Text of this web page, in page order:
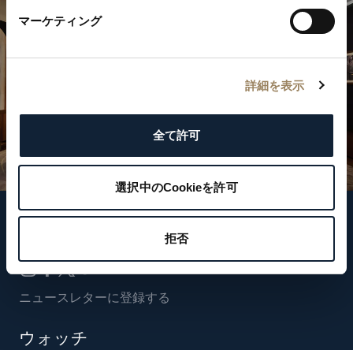
マーケティング
詳細を表示
全て許可
選択中のCookieを許可
拒否
ニュースレターに登録する
ウォッチ